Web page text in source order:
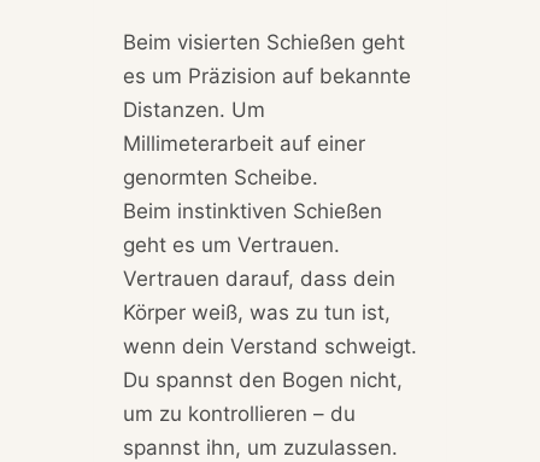
Beim visierten Schießen geht
es um Präzision auf bekannte
Distanzen. Um
Millimeterarbeit auf einer
genormten Scheibe.
Beim instinktiven Schießen
geht es um Vertrauen.
Vertrauen darauf, dass dein
Körper weiß, was zu tun ist,
wenn dein Verstand schweigt.
Du spannst den Bogen nicht,
um zu kontrollieren – du
spannst ihn, um zuzulassen.